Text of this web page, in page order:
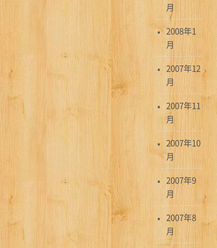
月
2008年1
月
2007年12
月
2007年11
月
2007年10
月
2007年9
月
2007年8
月